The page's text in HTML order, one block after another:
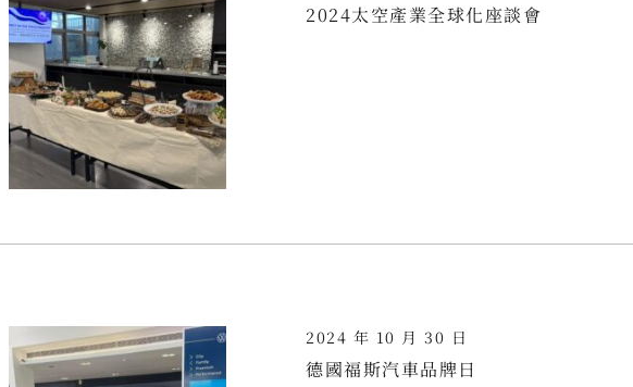
2024太空產業全球化座談會
2024 年 10 月 30 日
德國福斯汽車品牌日